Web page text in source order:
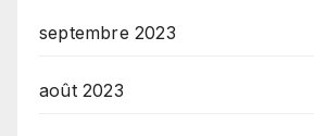
septembre 2023
août 2023